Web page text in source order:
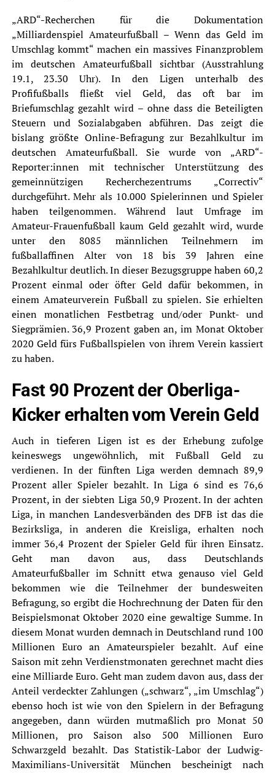
„ARD“-Recherchen für die Dokumentation
„Milliardenspiel Amateurfußball – Wenn das Geld im
Umschlag kommt“ machen ein massives Finanzproblem
im deutschen Amateurfußball sichtbar (Ausstrahlung
19.1, 23.30 Uhr). In den Ligen unterhalb des
Profifußballs fließt viel Geld, das oft bar im
Briefumschlag gezahlt wird – ohne dass die Beteiligten
Steuern und Sozialabgaben abführen. Das zeigt die
bislang größte Online-Befragung zur Bezahlkultur im
deutschen Amateurfußball. Sie wurde von „ARD“-
Reporter:innen mit technischer Unterstützung des
gemeinnützigen Recherchezentrums „Correctiv“
durchgeführt. Mehr als 10.000 Spielerinnen und Spieler
haben teilgenommen. Während laut Umfrage im
Amateur-Frauenfußball kaum Geld gezahlt wird, wurde
unter den 8085 männlichen Teilnehmern im
fußballaffinen Alter von 18 bis 39 Jahren eine
Bezahlkultur deutlich. In dieser Bezugsgruppe haben 60,2
Prozent einmal oder öfter Geld dafür bekommen, in
einem Amateurverein Fußball zu spielen. Sie erhielten
einen monatlichen Festbetrag und/oder Punkt- und
Siegprämien. 36,9 Prozent gaben an, im Monat Oktober
2020 Geld fürs Fußballspielen von ihrem Verein kassiert
zu haben.
Fast 90 Prozent der Oberliga-
Kicker erhalten vom Verein Geld
Auch in tieferen Ligen ist es der Erhebung zufolge
keineswegs ungewöhnlich, mit Fußball Geld zu
verdienen. In der fünften Liga werden demnach 89,9
Prozent aller Spieler bezahlt. In Liga 6 sind es 76,6
Prozent, in der siebten Liga 50,9 Prozent. In der achten
Liga, in manchen Landesverbänden des DFB ist das die
Bezirksliga, in anderen die Kreisliga, erhalten noch
immer 36,4 Prozent der Spieler Geld für ihren Einsatz.
Geht man davon aus, dass Deutschlands
Amateurfußballer im Schnitt etwa genauso viel Geld
bekommen wie die Teilnehmer der bundesweiten
Befragung, so ergibt die Hochrechnung der Daten für den
Beispielsmonat Oktober 2020 eine gewaltige Summe. In
diesem Monat wurden demnach in Deutschland rund 100
Millionen Euro an Amateurspieler bezahlt. Auf eine
Saison mit zehn Verdienstmonaten gerechnet macht dies
eine Milliarde Euro. Geht man zudem davon aus, dass der
Anteil verdeckter Zahlungen („schwarz“, „im Umschlag“)
ebenso hoch ist wie von den Spielern in der Befragung
angegeben, dann würden mutmaßlich pro Monat 50
Millionen, pro Saison also 500 Millionen Euro
Schwarzgeld bezahlt. Das Statistik-Labor der Ludwig-
Maximilians-Universität München bescheinigt nach